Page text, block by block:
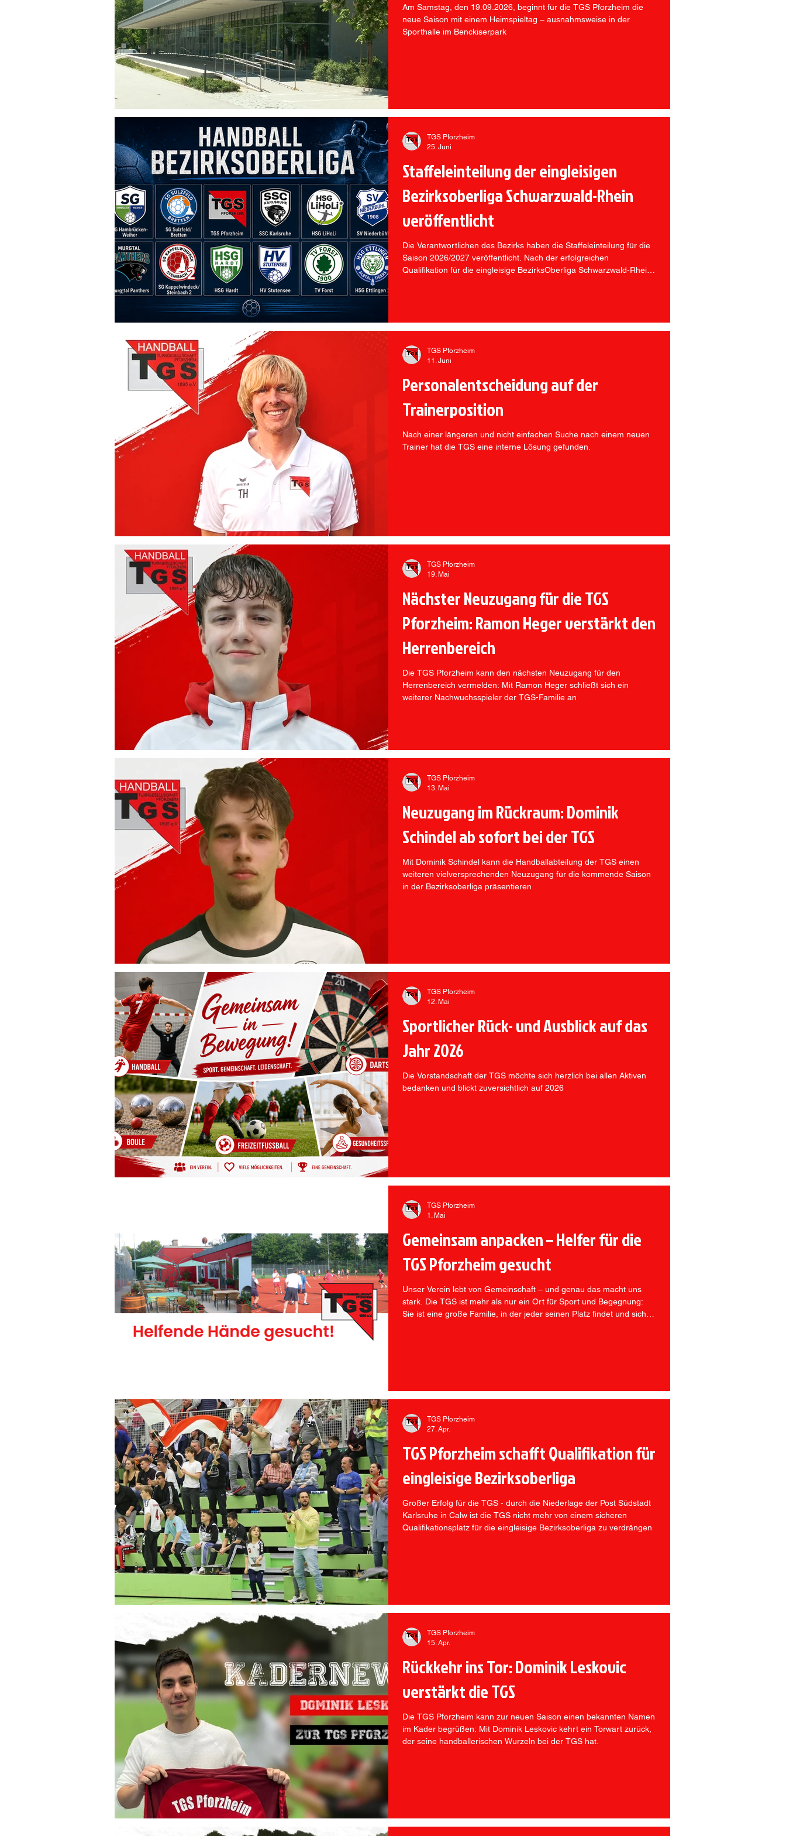
Am Samstag, den 19.09.2026, beginnt für die TGS Pforzheim die
neue Saison mit einem Heimspieltag – ausnahmsweise in der
Sporthalle im Benckiserpark
Staffeleinteilung der eingleisigen
Bezirksoberliga Schwarzwald-Rhein
veröffentlicht
Die Verantwortlichen des Bezirks haben die Staffeleinteilung für die
Saison 2026/2027 veröffentlicht. Nach der erfolgreichen
Qualifikation für die eingleisige BezirksOberliga Schwarzwald-Rhein
TGS Pforzheim
25. Juni
Personalentscheidung auf der
Trainerposition
Nach einer längeren und nicht einfachen Suche nach einem neuen
Trainer hat die TGS eine interne Lösung gefunden.
TGS Pforzheim
11. Juni
Nächster Neuzugang für die TGS
Pforzheim: Ramon Heger verstärkt den
Herrenbereich
Die TGS Pforzheim kann den nächsten Neuzugang für den
Herrenbereich vermelden: Mit Ramon Heger schließt sich ein
weiterer Nachwuchsspieler der TGS-Familie an
TGS Pforzheim
19. Mai
Neuzugang im Rückraum: Dominik
Schindel ab sofort bei der TGS
Mit Dominik Schindel kann die Handballabteilung der TGS einen
weiteren vielversprechenden Neuzugang für die kommende Saison
in der Bezirksoberliga präsentieren
TGS Pforzheim
13. Mai
Sportlicher Rück- und Ausblick auf das
Jahr 2026
Die Vorstandschaft der TGS möchte sich herzlich bei allen Aktiven
bedanken und blickt zuversichtlich auf 2026
TGS Pforzheim
12. Mai
Gemeinsam anpacken – Helfer für die
TGS Pforzheim gesucht
Unser Verein lebt von Gemeinschaft – und genau das macht uns
stark. Die TGS ist mehr als nur ein Ort für Sport und Begegnung:
Sie ist eine große Familie, in der jeder seinen Platz findet und sich
TGS Pforzheim
1. Mai
TGS Pforzheim schafft Qualifikation für
eingleisige Bezirksoberliga
Großer Erfolg für die TGS - durch die Niederlage der Post Südstadt
Karlsruhe in Calw ist die TGS nicht mehr von einem sicheren
Qualifikationsplatz für die eingleisige Bezirksoberliga zu verdrängen
TGS Pforzheim
27. Apr.
Rückkehr ins Tor: Dominik Leskovic
verstärkt die TGS
Die TGS Pforzheim kann zur neuen Saison einen bekannten Namen
im Kader begrüßen: Mit Dominik Leskovic kehrt ein Torwart zurück,
der seine handballerischen Wurzeln bei der TGS hat.
TGS Pforzheim
15. Apr.